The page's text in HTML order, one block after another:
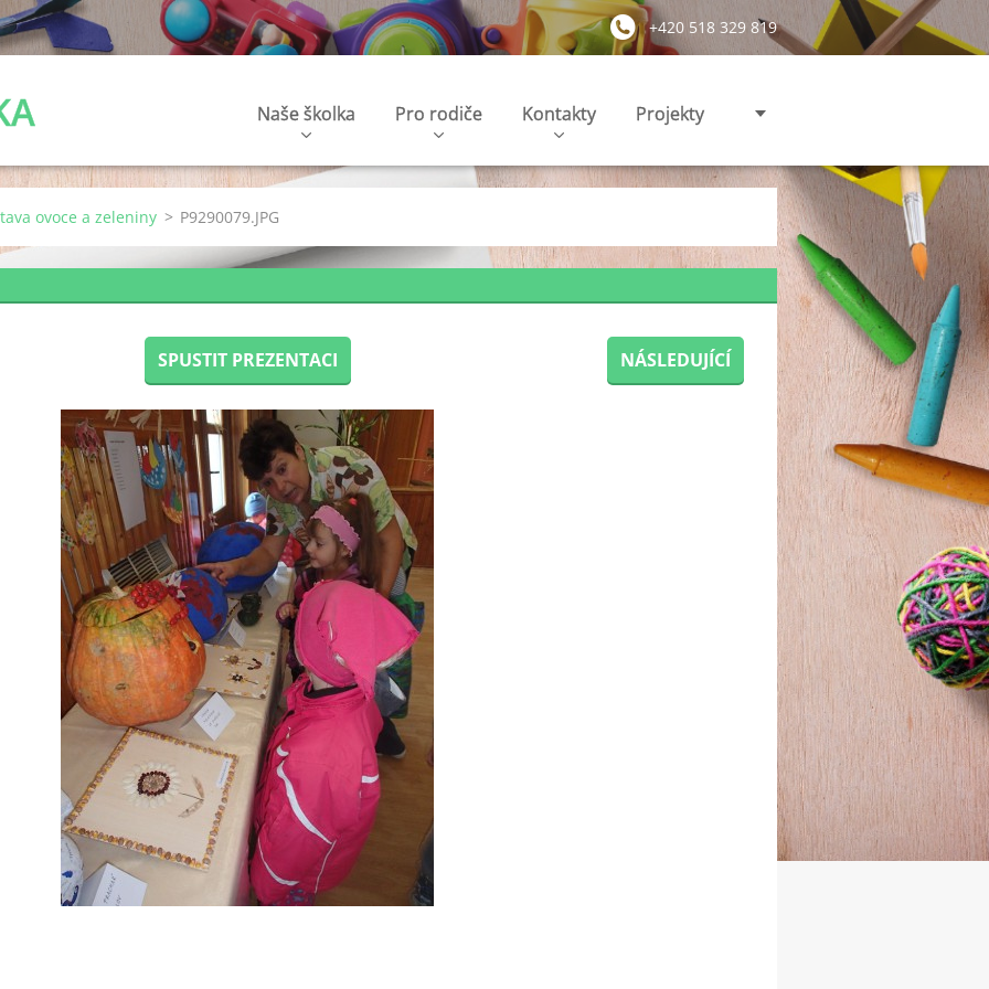
+420 518 329 819
Naše školka Pro rodiče Kontakty Projekty
ovoce a zeleniny > P9290079.JPG
SPUSTIT PREZENTACI NÁSLEDUJÍCÍ